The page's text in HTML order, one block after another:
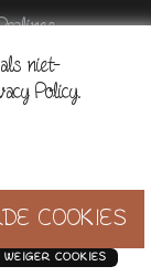
- Powered by
niet-
Policy.
COOKIES
WEIGER COOKIES